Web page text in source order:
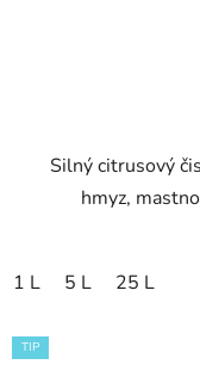
Silný citrusový
hmyz,
1 L 5 L 25 L
TIP